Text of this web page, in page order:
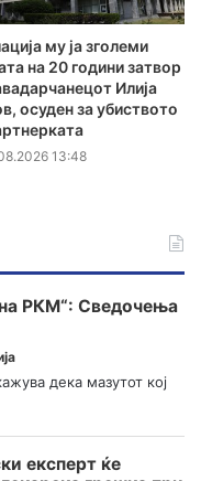
му ја зголеми
на 20 години затвор
Илија
осуден за убиството
13:48
РКМ“: Сведочења
дека мазутот кој
експерт ќе